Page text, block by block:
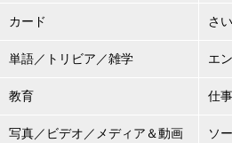
カード さ
単語／トリビア／雑学 エ
教育 仕
写真／ビデオ／メディア＆動画 ソ